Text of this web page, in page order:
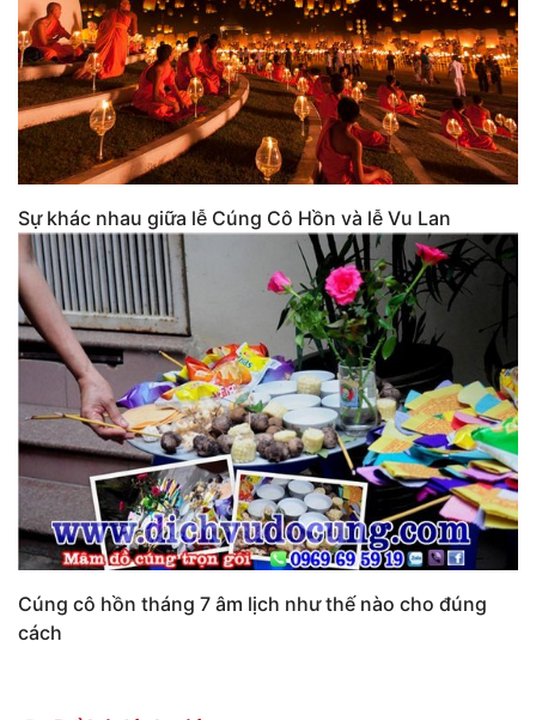
Sự khác nhau giữa lễ Cúng Cô Hồn và lễ Vu Lan
Cúng cô hồn tháng 7 âm lịch như thế nào cho đúng
cách